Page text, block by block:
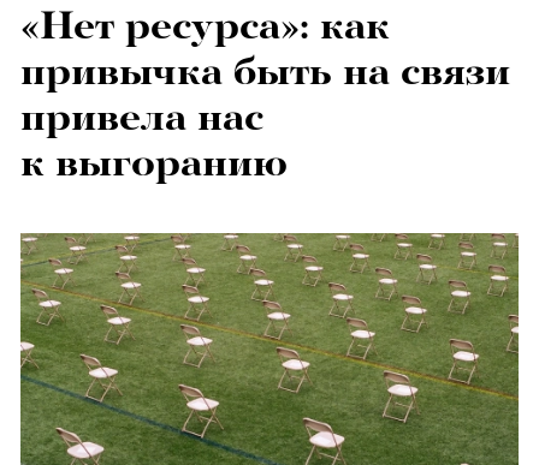
«Нет ресурса»: как
привычка быть на связи
привела нас
к выгоранию